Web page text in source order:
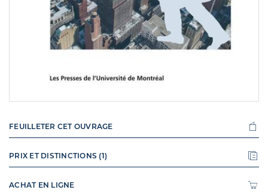
FEUILLETER CET OUVRAGE
PRIX ET DISTINCTIONS (1)
ACHAT EN LIGNE